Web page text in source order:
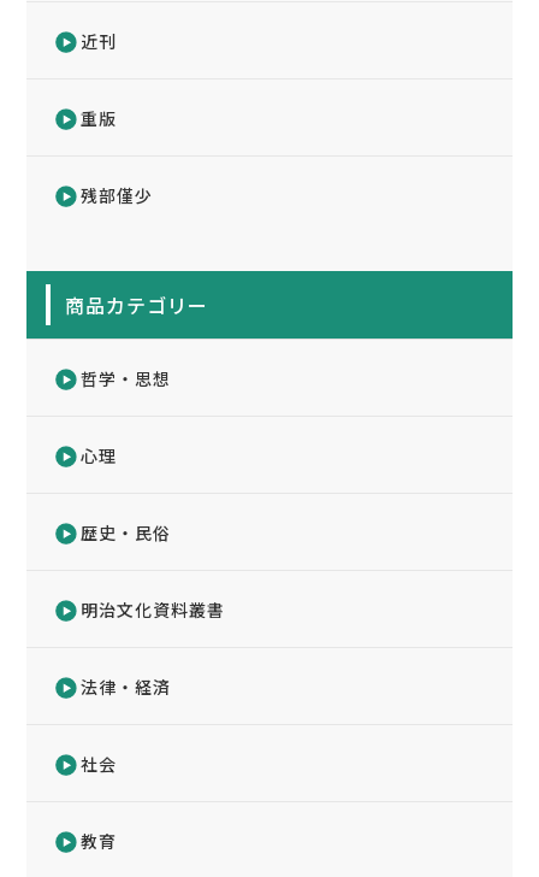
近刊
重版
残部僅少
商品カテゴリー
哲学・思想
心理
歴史・民俗
明治文化資料叢書
法律・経済
社会
教育